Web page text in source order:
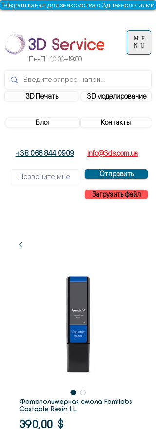
3D моделирование
Контакты
3D Печать
+38 066 844 0909 info@3ds.com.ua
Отправить
Загрузить файл
Блог
Пн-Пт10:00–19:00
Telegram канал для знакомства с 3д технологиями
ME
NU
Фотополимерная смола Formlabs
Castable Resin 1 L
390,00 $Цена